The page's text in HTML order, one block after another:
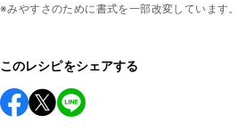
※みやすさのために書式を一部改変しています。
このレシピをシェアする